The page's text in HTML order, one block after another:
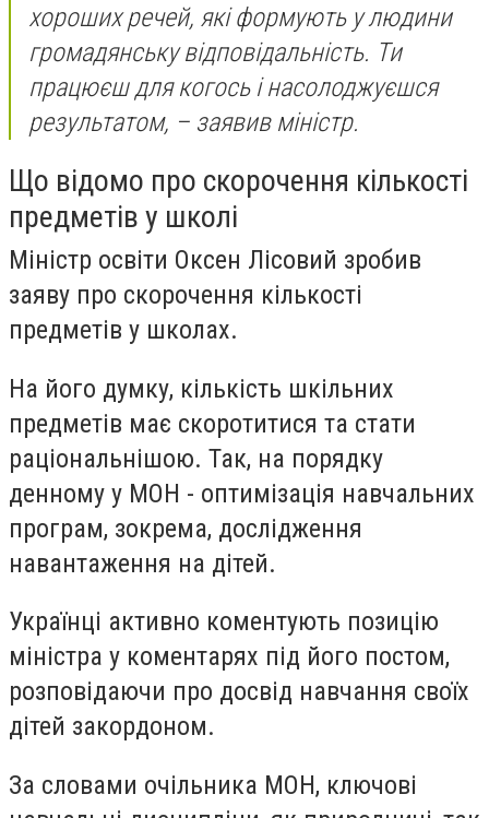
хороших речей, які формують у людини
громадянську відповідальність. Ти
працюєш для когось і насолоджуєшся
результатом, – заявив міністр.
Що відомо про скорочення кількості
предметів у школі
Міністр освіти Оксен Лісовий зробив
заяву про скорочення кількості
предметів у школах.
На його думку, кількість шкільних
предметів має скоротитися та стати
раціональнішою. Так, на порядку
денному у МОН - оптимізація навчальних
програм, зокрема, дослідження
навантаження на дітей.
Українці активно коментують позицію
міністра у коментарях під його постом,
розповідаючи про досвід навчання своїх
дітей закордоном.
За словами очільника МОН, ключові